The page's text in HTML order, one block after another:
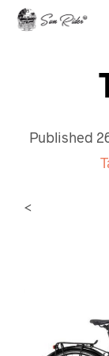
Published
<